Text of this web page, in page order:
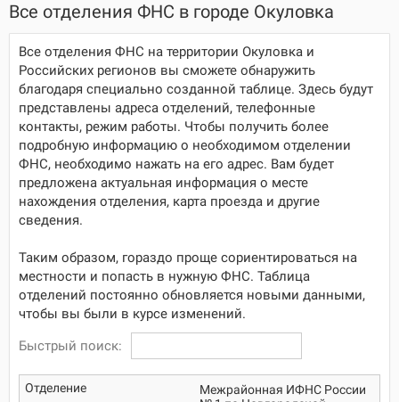
Все отделения ФНС в городе Окуловка
Все отделения ФНС на территории Окуловка и
Российских регионов вы сможете обнаружить
благодаря специально созданной таблице. Здесь будут
представлены адреса отделений, телефонные
контакты, режим работы. Чтобы получить более
подробную информацию о необходимом отделении
ФНС, необходимо нажать на его адрес. Вам будет
предложена актуальная информация о месте
нахождения отделения, карта проезда и другие
сведения.
Таким образом, гораздо проще сориентироваться на
местности и попасть в нужную ФНС. Таблица
отделений постоянно обновляется новыми данными,
чтобы вы были в курсе изменений.
Быстрый поиск:
Межрайонная ИФНС России